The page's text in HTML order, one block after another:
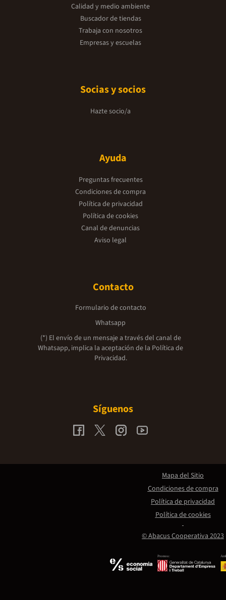
Calidad y medio ambiente
Buscador de tiendas
Trabaja con nosotros
Empresas y escuelas
Socias y socios
Hazte socio/a
Ayuda
Preguntas frecuentes
Condiciones de compra
Política de privacidad
Política de cookies
Canal de denuncias
Aviso legal
Contacto
Formulario de contacto
Whatsapp
(*) El envío de un mensaje a través del canal de
Whatsapp, implica la aceptación de la Política de
Privacidad.
Síguenos
Promou:
© Abacus Cooperativa 2023
Mapa del Sitio
Condiciones de compra
Política de privacidad
Política de cookies